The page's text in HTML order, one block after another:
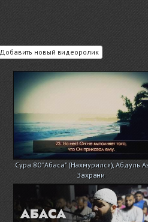
Добавить новый видеоролик
Сура 80 "Абаса" (Нахмурился), Абдуль
Захрани